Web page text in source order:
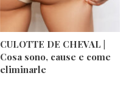
CULOTTE DE CHEVAL |
Cosa sono, cause e come
eliminarle